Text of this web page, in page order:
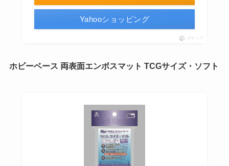
Yahooショッピング
ポチップ
ホビーベース 両表面エンボスマット TCGサイズ・ソフト